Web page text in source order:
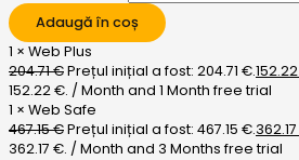
Adaugă în coș
1 × Web Plus
204.71€Prețul inițial a fost: 204.71 €.152.22
152.22 €. / Month and 1 Month free trial
1 × Web Safe
467.15€Prețul inițial a fost: 467.15 €.362.17
362.17 €. / Month and 3 Months free trial